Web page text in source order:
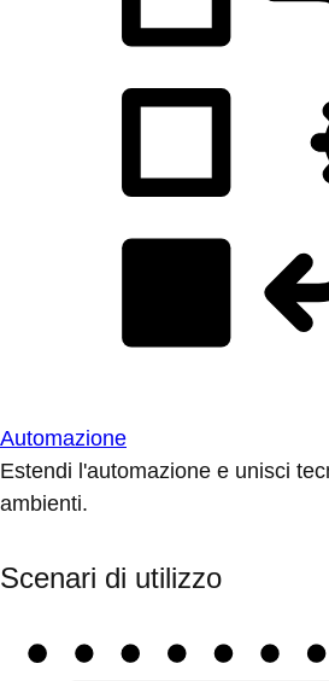
Automazione
Estendi l'automazione e unisci
ambienti.
Scenari di utilizzo